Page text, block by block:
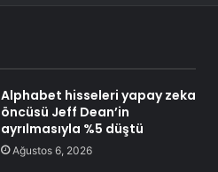
Alphabet hisseleri yapay zeka
öncüsü Jeff Dean’in
ayrılmasıyla %5 düştü
Ağustos 6, 2026